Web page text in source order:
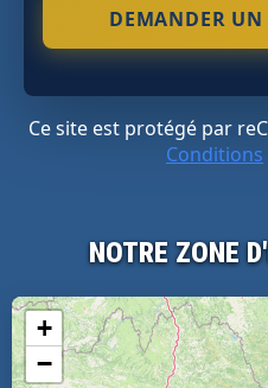
Ce site est protégé par
Conditions
NOTRE ZONE
+
−